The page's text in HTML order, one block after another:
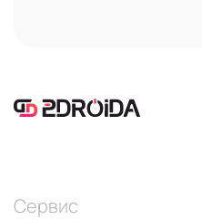
Сервис